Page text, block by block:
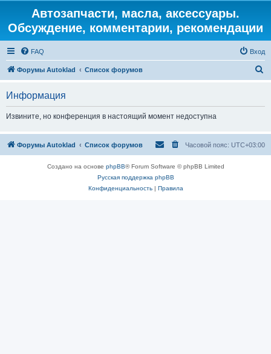
Автозапчасти, масла, аксессуары.
Обсуждение, комментарии, рекомендации
FAQ Вход
Форумы Autoklad Список форумов
Информация
Извините, но конференция в настоящий момент недоступна
Форумы Autoklad Список форумов Часовой пояс: UTC+03:00
Создано на основе phpBB® Forum Software © phpBB Limited
Русская поддержка phpBB
Конфиденциальность| Правила